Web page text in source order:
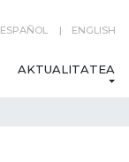
ESPAÑOL ENGLISH
AKTUALITATEA